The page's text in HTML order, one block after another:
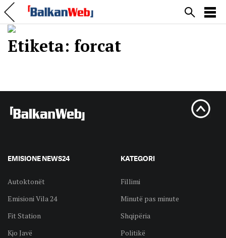
Etiketa: forcat
EMISIONE NEWS24
Autoktonët
Emisioni Vila 24
Fit Station
Kjo Javë
KATEGORI
Fillimi
Minutë pas minute
Shqipëria
Politikë